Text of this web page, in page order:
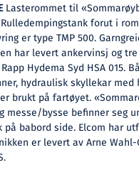
Lasterommet til
forut i
er type TMP 500.
har levert ankervinsj og
Hydema Syd HSA 015.
hydraulisk skyllekar
brukt på fartøyet.
messe/bysse befinner seg
på babord side. Elcom har
er levert av Arne